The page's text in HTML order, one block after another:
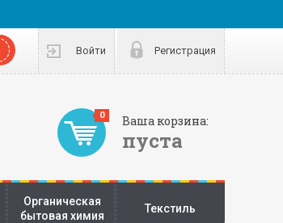
Войти Регистрация
Ваша корзина:
пуста
0
Органическая
бытовая химия
Текстиль